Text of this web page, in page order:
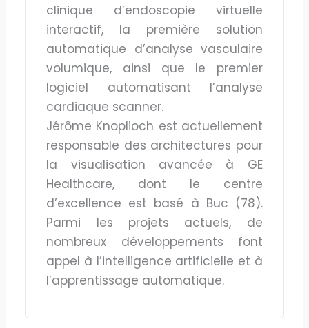
clinique d’endoscopie virtuelle
interactif, la première solution
automatique d’analyse vasculaire
volumique, ainsi que le premier
logiciel automatisant l’analyse
cardiaque scanner.
Jérôme Knoplioch est actuellement
responsable des architectures pour
la visualisation avancée à GE
Healthcare, dont le centre
d’excellence est basé à Buc (78).
Parmi les projets actuels, de
nombreux développements font
appel à l’intelligence artificielle et à
l’apprentissage automatique.